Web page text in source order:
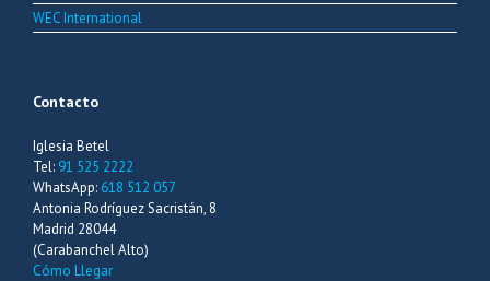
WEC International
Contacto
Iglesia Betel
Tel: 91 525 2222
WhatsApp: 618 512 057
Antonia Rodríguez Sacristán, 8
Madrid 28044
(Carabanchel Alto)
Cómo Llegar